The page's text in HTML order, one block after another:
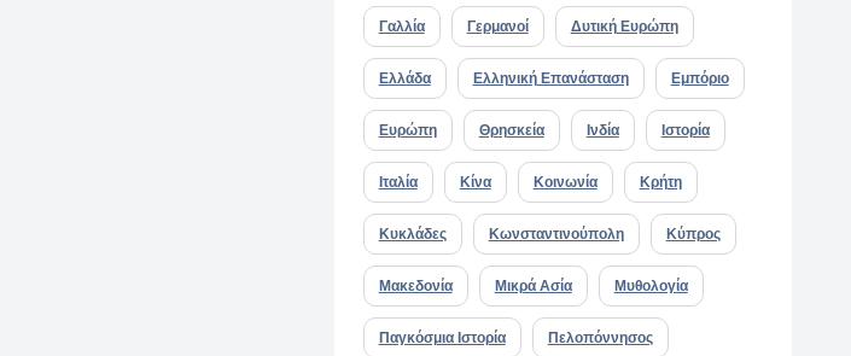
Γαλλία Γερμανοί Δυτική Ευρώπη
Ελλάδα Ελληνική Επανάσταση Εμπόριο
Ευρώπη Θρησκεία Ινδία Ιστορία
Ιταλία Κίνα Κοινωνία Κρήτη
Κυκλάδες Κωνσταντινούπολη Κύπρος
Μακεδονία Μικρά Ασία Μυθολογία
Παγκόσμια Ιστορία Πελοπόννησος